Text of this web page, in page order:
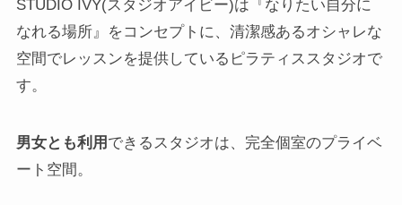
STUDIO IVY(スタジオアイビー)は『なりたい自分に
なれる場所』をコンセプトに、清潔感あるオシャレな
空間でレッスンを提供しているピラティススタジオで
す。
男女とも利用 できるスタジオは、完全個室のプライベ
ート空間。